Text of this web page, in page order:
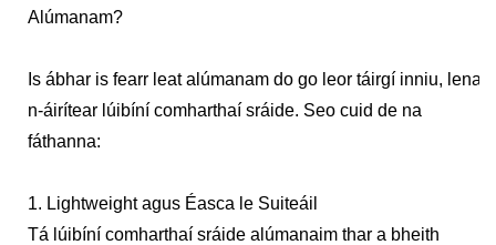
Alúmanam?
Is ábhar is fearr leat alúmanam do go leor táirgí inniu, lena
n-áirítear lúibíní comharthaí sráide. Seo cuid de na
fáthanna:
1. Lightweight agus Éasca le Suiteáil
Tá lúibíní comharthaí sráide alúmanaim thar a bheith